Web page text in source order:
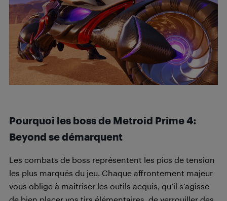
Pourquoi les boss de Metroid Prime 4:
Beyond se démarquent
Les combats de boss représentent les pics de tension
les plus marqués du jeu. Chaque affrontement majeur
vous oblige à maîtriser les outils acquis, qu’il s’agisse